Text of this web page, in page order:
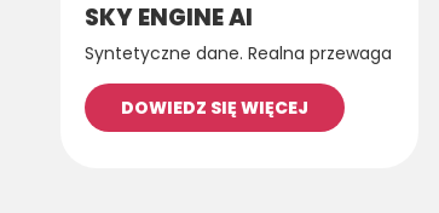
SKY ENGINE AI
Syntetyczne dane. Realna przewaga
DOWIEDZ SIĘ WIĘCEJ